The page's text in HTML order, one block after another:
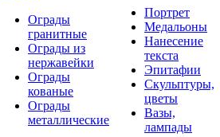
Ограды
гранитные
Ограды из
нержавейки
Ограды
кованые
Ограды
металлические
Портрет
Медальоны
Нанесение
текста
Эпитафии
Скульптуры,
цветы
Вазы,
лампады